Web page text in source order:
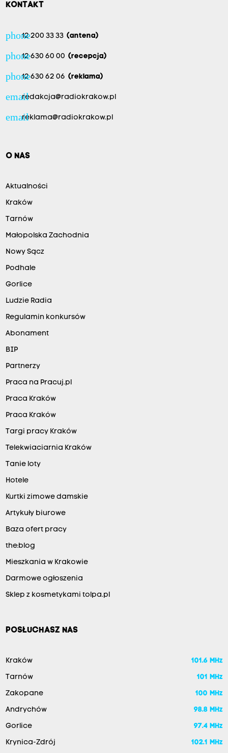
KONTAKT
phone12 200 33 33 (antena)
phone12 630 60 00 (recepcja)
phone12 630 62 06 (reklama)
emailredakcja@radiokrakow.pl
emailreklama@radiokrakow.pl
O NAS
Aktualności
Kraków
Tarnów
Małopolska Zachodnia
Nowy Sącz
Podhale
Gorlice
Ludzie Radia
Regulamin konkursów
Abonament
BIP
Partnerzy
Praca na Pracuj.pl
Praca Kraków
Praca Kraków
Targi pracy Kraków
Telekwiaciarnia Kraków
Tanie loty
Hotele
Kurtki zimowe damskie
Artykuły biurowe
Baza ofert pracy
the:blog
Mieszkania w Krakowie
Darmowe ogłoszenia
Sklep z kosmetykami tolpa.pl
POSŁUCHASZ NAS
Kraków 101.6 MHz
Tarnów 101 MHz
Zakopane 100 MHz
Andrychów 98.8 MHz
Gorlice 97.4 MHz
Krynica-Zdrój 102.1 MHz